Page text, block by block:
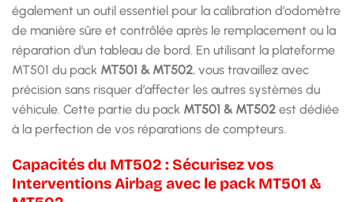
également un outil essentiel pour la calibration d’odomètre
de manière sûre et contrôlée après le remplacement ou la
réparation d’un tableau de bord. En utilisant la plateforme
MT501 du pack MT501 & MT502, vous travaillez avec
précision sans risquer d’affecter les autres systèmes du
véhicule. Cette partie du pack MT501 & MT502 est dédiée
à la perfection de vos réparations de compteurs.
Capacités du MT502 : Sécurisez vos
Interventions Airbag avec le pack MT501 &